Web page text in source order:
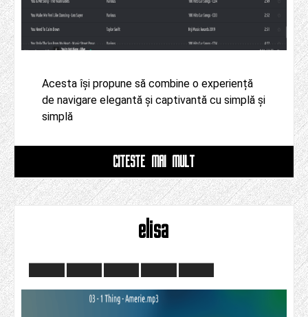
Acesta își propune să combine o experiență
de navigare elegantă și captivantă cu simplă și
simplă
CITESTE MAI MULT
elisa